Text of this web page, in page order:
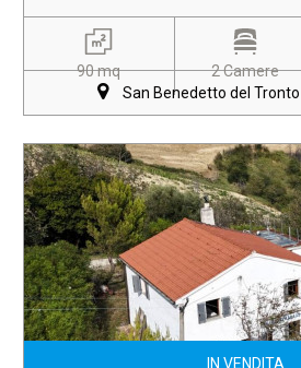
90 mq 2 Camere
San Benedetto del
IN VENDITA